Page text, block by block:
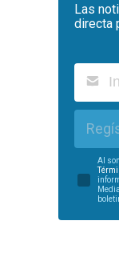
Las
directa
Al